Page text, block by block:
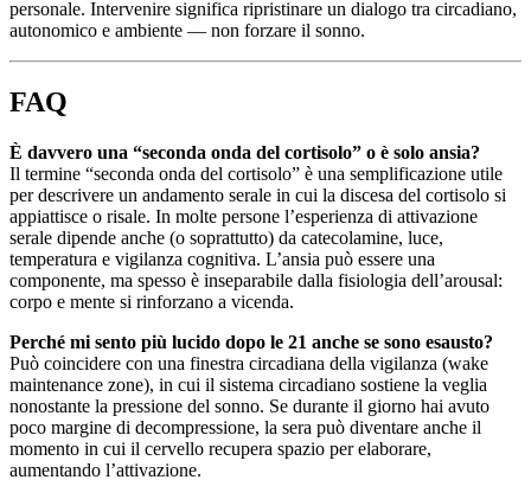
personale. Intervenire significa ripristinare un dialogo tra circadiano,
autonomico e ambiente — non forzare il sonno.
FAQ
È davvero una “seconda onda del cortisolo” o è solo ansia?
Il termine “seconda onda del cortisolo” è una semplificazione utile
per descrivere un andamento serale in cui la discesa del cortisolo si
appiattisce o risale. In molte persone l’esperienza di attivazione
serale dipende anche (o soprattutto) da catecolamine, luce,
temperatura e vigilanza cognitiva. L’ansia può essere una
componente, ma spesso è inseparabile dalla fisiologia dell’arousal:
corpo e mente si rinforzano a vicenda.
Perché mi sento più lucido dopo le 21 anche se sono esausto?
Può coincidere con una finestra circadiana della vigilanza (wake
maintenance zone), in cui il sistema circadiano sostiene la veglia
nonostante la pressione del sonno. Se durante il giorno hai avuto
poco margine di decompressione, la sera può diventare anche il
momento in cui il cervello recupera spazio per elaborare,
aumentando l’attivazione.